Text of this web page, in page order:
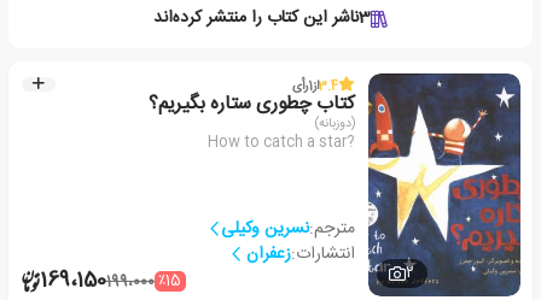
3ناشر این کتاب را منتشر کرده‌اند
2
3.4از1رأی
کتاب چطوری ستاره بگیریم؟
(دوزبانه)
How to catch a star?
مترجم:نسرین وکیلی
انتشارات:زعفران
٪15199،000169،150